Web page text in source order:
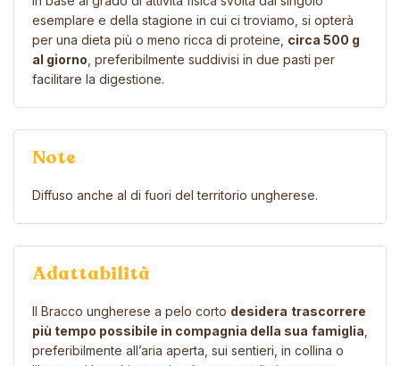
esemplare e della stagione in cui ci troviamo, si opterà
per una dieta più o meno ricca di proteine, circa 500 g
al giorno , preferibilmente suddivisi in due pasti per
facilitare la digestione.
Note
Diffuso anche al di fuori del territorio ungherese.
Adattabilità
Il Bracco ungherese a pelo corto desidera trascorrere
più tempo possibile in compagnia della sua famiglia
preferibilmente all’aria aperta, sui sentieri, in collina o